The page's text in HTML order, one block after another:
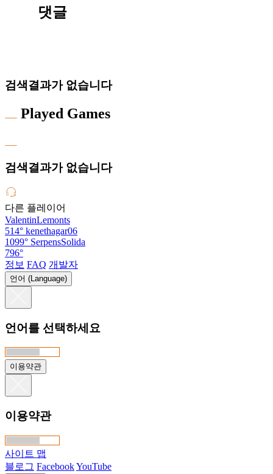
댓글
검색결과가 없습니다
Played Games
검색결과가 없습니다
다른 플레이어
ValentinLemonts
514° kenethagar06
1099° SerpensSolida
796°
정보 FAQ 개발자
언어 (Language)
언어를 선택하세요
이용약관
이용약관
사이트 맵
블로그 FacebookYouTube